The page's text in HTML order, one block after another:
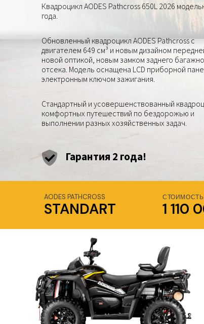
Квадроцикл AODES Pathcross 650L 2026
года.
Обновленный квадроцикл AODES Pathcross с
двигателем 649 см³ и новым дизайном
новой оптикой, новым замком заднего
отсека. Модель оснащена LCD приборной
электронным ключом зажигания.
Стандартный и усовершенствованный
комфортных путешествий по бездорожью и
выполнении разных хозяйственных задач.
Гарантия 2 года!
AODES PATHCROSS
STANDART 1 110